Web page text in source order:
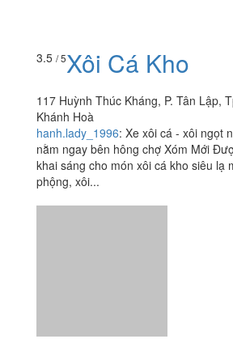
3.5 / 5Xôi Cá Kho
117 Huỳnh Thúc Kháng, P. Tân Lập,
Khánh Hoà
hanh.lady_1996: Xe xôi cá - xôi ngọt
nằm ngay bên hông chợ Xóm Mới
khai sáng cho món xôi cá kho siêu lạ
phộng, xôi...